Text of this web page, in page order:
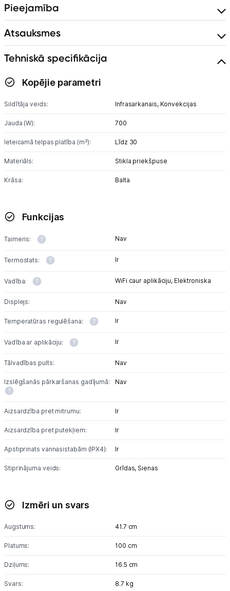
Pieejamība
Atsauksmes
Tehniskā specifikācija
Kopējie parametri
Sildītāja veids: Infrasarkanais, Konvekcijas
Jauda (W): 700
Ieteicamā telpas platība (m²): Līdz 30
Materiāls: Stikla priekšpuse
Krāsa: Balta
Funkcijas
Taimeris: Nav
Termostats: Ir
Vadība: WiFi caur aplikāciju, Elektroniska
Displejs: Nav
Temperatūras regulēšana: Ir
Vadība ar aplikāciju: Ir
Tālvadības pults: Nav
Izslēgšanās pārkaršanas gadījumā: Nav
Aizsardzība pret mitrumu: Ir
Aizsardzība pret putekļiem: Ir
Apstiprinats vannasistabām (IPX4): Ir
Stiprinājuma veids: Grīdas, Sienas
Izmēri un svars
Augstums: 41.7 cm
Platums: 100 cm
Dziļums: 16.5 cm
Svars: 8.7 kg